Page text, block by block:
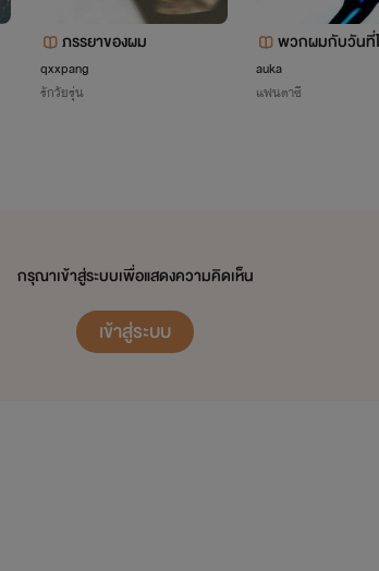
ภรรยาของผม
qxxpang
รักวัยรุ่น
พวกผมกับวันที่
แปลงไป
auka
แฟนตาซี
กรุณาเข้าสู่ระบบเพื่อแสดงความคิดเห็น
เข้าสู่ระบบ